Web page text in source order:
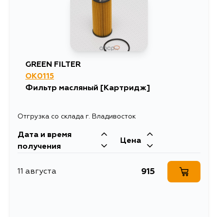
GREEN FILTER
OK0115
Фильтр масляный [Картридж]
Отгрузка со склада г. Владивосток
Дата и время
получения
Цена
11 августа 915